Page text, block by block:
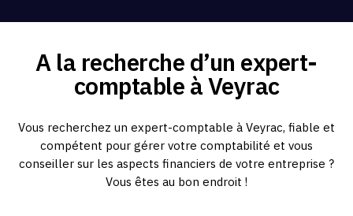
A la recherche d’un expert-
comptable à Veyrac
Vous recherchez un expert-comptable à Veyrac, fiable et
compétent pour gérer votre comptabilité et vous
conseiller sur les aspects financiers de votre entreprise ?
Vous êtes au bon endroit !